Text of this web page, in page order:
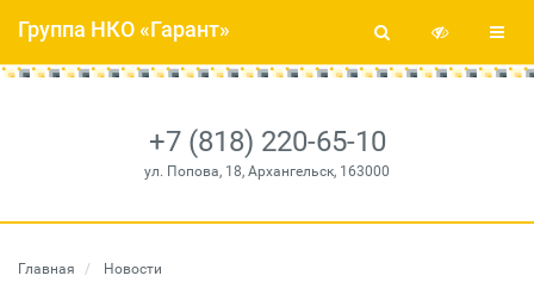
+7 (818) 220-65-10
ул. Попова, 18, Архангельск, 163000
Группа НКО «Гарант»
Главная Новости